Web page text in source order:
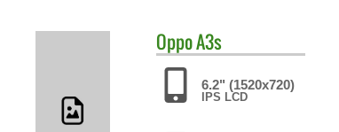
OppoA3s
6.2" (1520x720)
IPS LCD